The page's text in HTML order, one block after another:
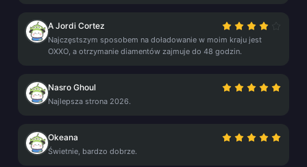
A Jordi Cortez
Najczęstszym sposobem na doładowanie w moim kraju jest
OXXO, a otrzymanie diamentów zajmuje do 48 godzin.
Nasro Ghoul
Najlepsza strona 2026.
Okeana
Świetnie, bardzo dobrze.